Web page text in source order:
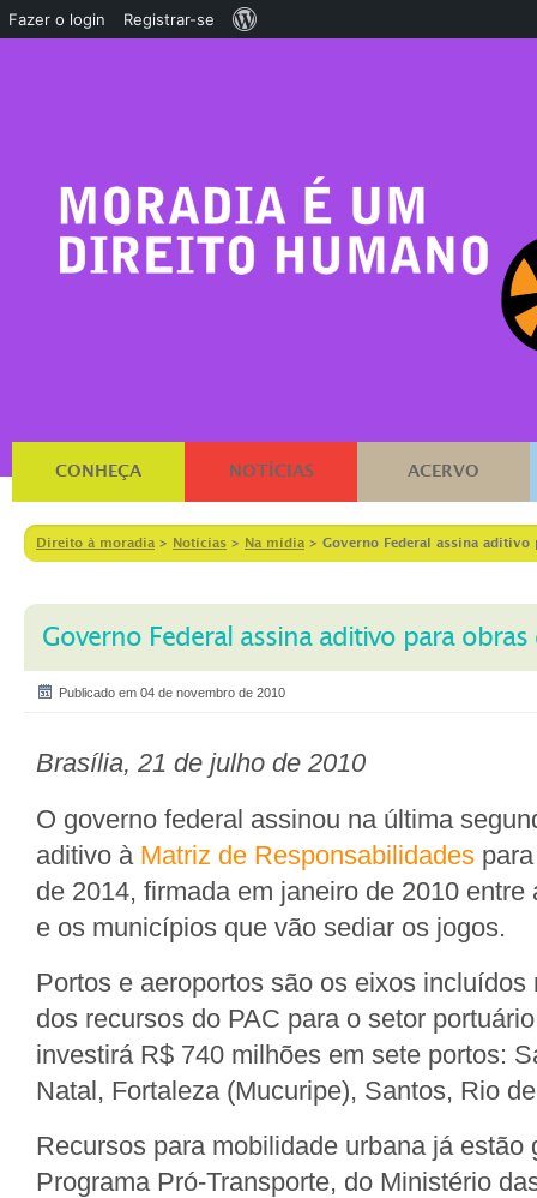
CONHEÇA NOTÍCIAS ACERVO
Direito à moradia > Notícias > Na mídia > Governo Federal assina aditivo
Governo Federal assina aditivo para
Publicado em 04 de novembro de 2010
Brasília, 21 de julho de 2010
O governo federal assinou na última
aditivo à Matriz de Responsabilidades
de 2014, firmada em janeiro de 2010
e os municípios que vão sediar os jogos.
Portos e aeroportos são os eixos incluídos
dos recursos do PAC para o setor
investirá R$ 740 milhões em sete portos:
Natal, Fortaleza (Mucuripe), Santos, Rio
Recursos para mobilidade urbana já estão
Programa Pró-Transporte, do Ministério
Fazer o login Registrar-se